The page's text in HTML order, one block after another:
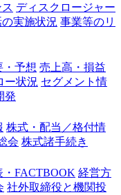
ディスクロージャー
実施状況 事業等のリ
・予想 売上高・損益
ー状況 セグメント情
発
株式・配当／格付情
会 株式諸手続き
・FACTBOOK 経営方
社外取締役と機関投